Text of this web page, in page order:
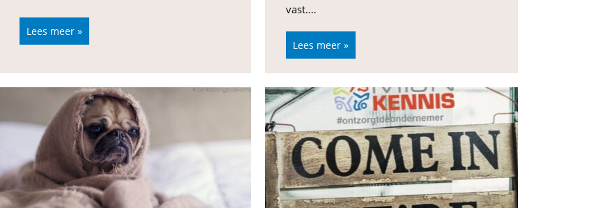
Lees meer »
vast.…
Lees meer »